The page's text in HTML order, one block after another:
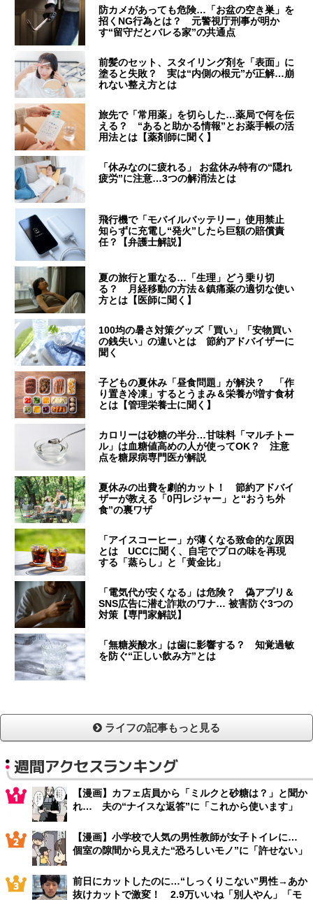
防カメがあっても危険…「お盆の空き巣」を
招くNG行為とは？ 元警視庁刑事が明か
す“留守だとバレる家”の共通点
前髪のセット、スタイリング剤を「表面」に
塗ると失敗？ 実は“内側の根元”が正解…崩
れない整え方とは
旅先で「常用薬」を切らした…薬局で何を伝
える？ “あると助かる情報”とお薬手帳の活
用法とは【薬剤師に聞く】
「休みなのに疲れる」 お盆休み特有の“隠れ
疲労”に注意…3つの解消法とは
飛行機で「モバイルバッテリー」使用禁止
知らずに充電し“発火”したら巨額の賠償責
任？【弁護士解説】
夏の旅行と重なる…「生理」どう乗り切
る？ 月経移動の方法＆鎮痛薬の適切な使い
方とは【医師に聞く】
100均の暑さ対策グッズ「買い」「安物買い
の銭失い」の違いとは 節約アドバイザーに
聞く
子どもの夏休み「昼食問題」が解決？ 「作
り置き冷凍」するとうまみ＆栄養が増す食材
とは【管理栄養士に聞く】
カロリーは砂糖の半分…甘味料「マルチトー
ル」は血糖値高めの人が使ってOK？ 注意
点を糖尿病専門医が解説
夏休みの出費を劇的カット！ 節約アドバイ
ザーが教える「0円レジャー」と“おうち外
食”の裏ワザ
「アイスコーヒー」が薄くなる致命的な原因
とは UCCに聞く、自宅でプロの味を再現
する「蒸らし」と「黄金比」
「電気代が安くなる」は危険？ 偽アプリ＆
SNS広告に潜む詐欺のワナ… 被害防ぐ3つの
対策【専門家解説】
「無糖炭酸水」は歯に影響する？ 知覚過敏
を防ぐ“正しい飲み方”とは
ライフの記事もっと見る
週間アクセスランキング
【漫画】カフェ店員から「ミルクと砂糖は？」と聞か
れ… 夫の“ナイスな返答”に「これから使います」
【漫画】小学校で人気の男性教師が女子トイレに…
個室の隙間から見えた“恐ろしいモノ”に「許せない」
前日にカットしたのに…“しっくりこない”男性→あか
抜けカットで激変！ 2.9万いいね「別人やん」「モ